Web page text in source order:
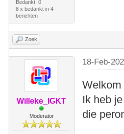
Bedankt: 0
8 x bedankt in 4
berichten
Zoek
Willeke_IGKT
Moderator
18-Feb-
Welkom
Ik heb
die